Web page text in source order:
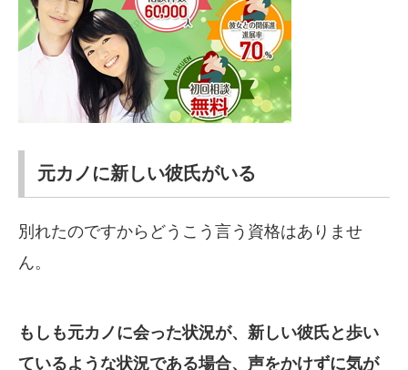
元カノに新しい彼氏がいる
別れたのですからどうこう言う資格はありませ
ん。
もしも元カノに会った状況が、新しい彼氏と歩い
ているような状況である場合、声をかけずに気が